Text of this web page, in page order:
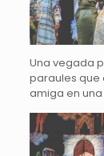
Una vegada
paraules que
amiga en